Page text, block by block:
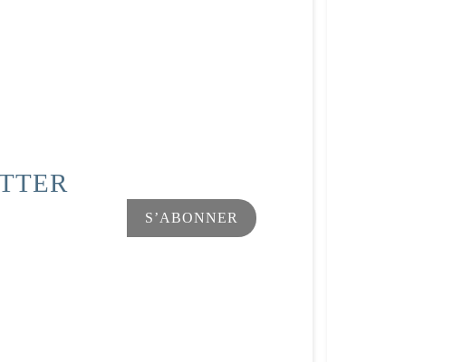
de confidentialité, en garantissant la conformité avec les